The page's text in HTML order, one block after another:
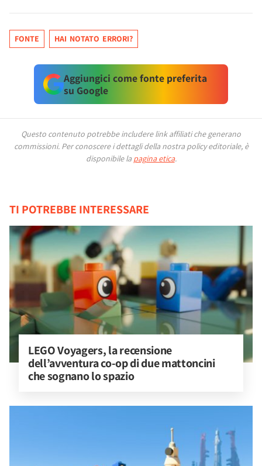
FONTE HAI NOTATO ERRORI?
Aggiungici come fonte preferita
su Google
Questo contenuto potrebbe includere link affiliati che generano
commissioni. Per conoscere i dettagli della nostra policy editoriale, è
disponibile la pagina etica.
TI POTREBBE INTERESSARE
LEGO Voyagers, la recensione
dell’avventura co-op di due mattoncini
che sognano lo spazio